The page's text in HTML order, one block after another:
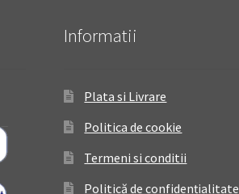
Informatii
Plata si Livrare
Politica de cookie
Termeni si conditii
Politică de confidențialitate